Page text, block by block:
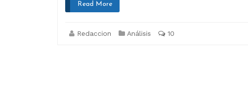
Read More
Redaccion Análisis 10